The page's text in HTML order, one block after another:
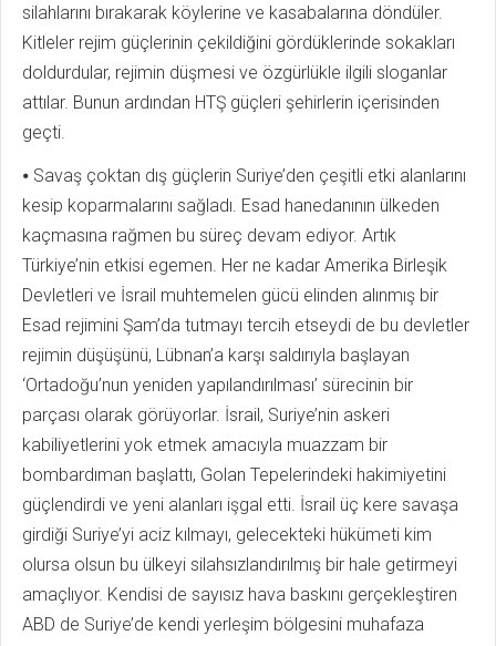
silahlarını bırakarak köylerine ve kasabalarına döndüler.
Kitleler rejim güçlerinin çekildiğini gördüklerinde sokakları
doldurdular, rejimin düşmesi ve özgürlükle ilgili sloganlar
attılar. Bunun ardından HTŞ güçleri şehirlerin içerisinden
geçti.
⦁ Savaş çoktan dış güçlerin Suriye’den çeşitli etki alanlarını
kesip koparmalarını sağladı. Esad hanedanının ülkeden
kaçmasına rağmen bu süreç devam ediyor. Artık
Türkiye’nin etkisi egemen. Her ne kadar Amerika Birleşik
Devletleri ve İsrail muhtemelen gücü elinden alınmış bir
Esad rejimini Şam’da tutmayı tercih etseydi de bu devletler
rejimin düşüşünü, Lübnan’a karşı saldırıyla başlayan
‘Ortadoğu’nun yeniden yapılandırılması’ sürecinin bir
parçası olarak görüyorlar. İsrail, Suriye’nin askeri
kabiliyetlerini yok etmek amacıyla muazzam bir
bombardıman başlattı, Golan Tepelerindeki hakimiyetini
güçlendirdi ve yeni alanları işgal etti. İsrail üç kere savaşa
girdiği Suriye’yi aciz kılmayı, gelecekteki hükümeti kim
olursa olsun bu ülkeyi silahsızlandırılmış bir hale getirmeyi
amaçlıyor. Kendisi de sayısız hava baskını gerçekleştiren
ABD de Suriye’de kendi yerleşim bölgesini muhafaza